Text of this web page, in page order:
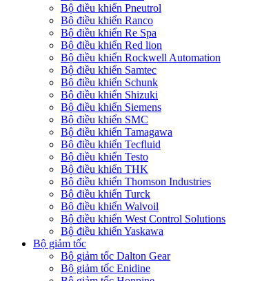
Bộ điều khiển Pneutrol
Bộ điều khiển Ranco
Bộ điều khiển Re Spa
Bộ điều khiển Red lion
Bộ điều khiển Rockwell Automation
Bộ điều khiển Samtec
Bộ điều khiển Schunk
Bộ điều khiển Shizuki
Bộ điều khiển Siemens
Bộ điều khiển SMC
Bộ điều khiển Tamagawa
Bộ điều khiển Tecfluid
Bộ điều khiển Testo
Bộ điều khiển THK
Bộ điều khiển Thomson Industries
Bộ điều khiển Turck
Bộ điều khiển Walvoil
Bộ điều khiển West Control Solutions
Bộ điều khiển Yaskawa
Bộ giảm tốc
Bộ giảm tốc Dalton Gear
Bộ giảm tốc Enidine